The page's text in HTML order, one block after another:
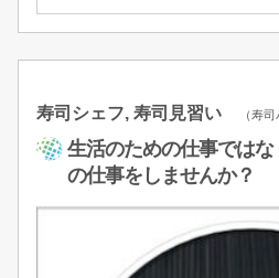
寿司シェフ, 寿司見習い （寿
生活のための仕事では
の仕事をしませんか？